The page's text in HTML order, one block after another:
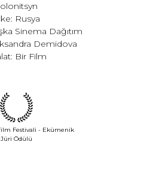
Rusya
Sinema Dağıtım
Demidova
Bir Film
Festivali - Ekümenik
Jüri Ödülü